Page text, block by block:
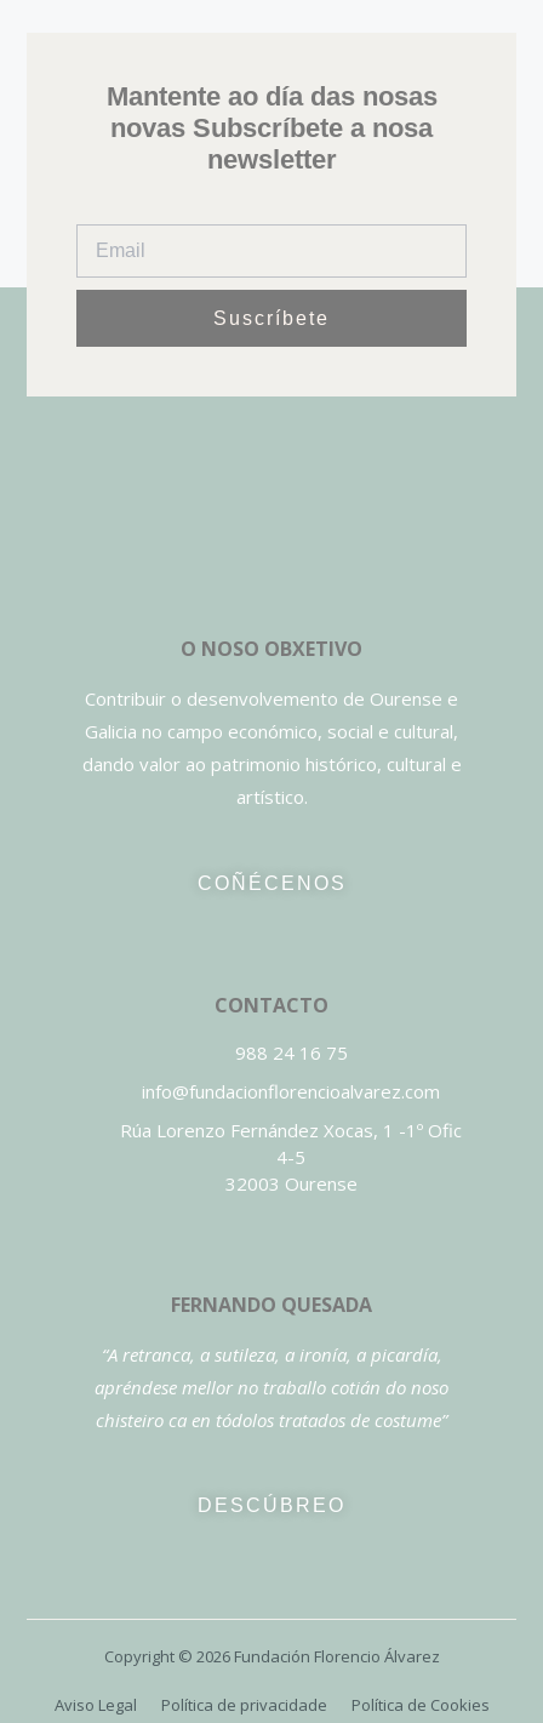
Mantente ao día das nosas
novas Subscríbete a nosa
newsletter
Suscríbete
O NOSO OBXETIVO
Contribuir o desenvolvemento de Ourense e
Galicia no campo económico, social e cultural,
dando valor ao patrimonio histórico, cultural e
artístico.
COÑÉCENOS
CONTACTO
988 24 16 75
info@fundacionflorencioalvarez.com
Rúa Lorenzo Fernández Xocas, 1 -1º Ofic
4-5
32003 Ourense
FERNANDO QUESADA
“A retranca, a sutileza, a ironía, a picardía,
apréndese mellor no traballo cotián do noso
chisteiro ca en tódolos tratados de costume”
DESCÚBREO
Copyright © 2026Fundación Florencio Álvarez
Aviso Legal Política de privacidade Política de Cookies